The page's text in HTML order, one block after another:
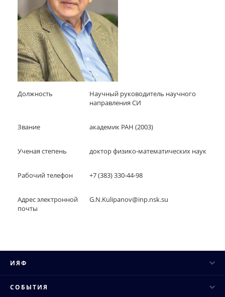
Должность
Научный руководитель научного
направления СИ
Звание академик РАН (2003)
Ученая степень доктор физико-математических наук
Рабочий телефон +7 (383) 330-44-98
Адрес электронной
почты
G.N.Kulipanov@inp.nsk.su
ИЯФ
СОБЫТИЯ